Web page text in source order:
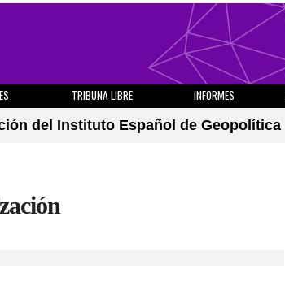
TRIBUNA LIBRE INFORMES
del Instituto Español de Geopolítica